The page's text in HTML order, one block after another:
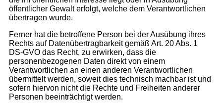
öffentlicher Gewalt erfolgt, welche dem Verantwortlichen
übertragen wurde.
Ferner hat die betroffene Person bei der Ausübung ihres
Rechts auf Datenübertragbarkeit gemäß Art. 20 Abs. 1
DS-GVO das Recht, zu erwirken, dass die
personenbezogenen Daten direkt von einem
Verantwortlichen an einen anderen Verantwortlichen
übermittelt werden, soweit dies technisch machbar ist und
sofern hiervon nicht die Rechte und Freiheiten anderer
Personen beeinträchtigt werden.